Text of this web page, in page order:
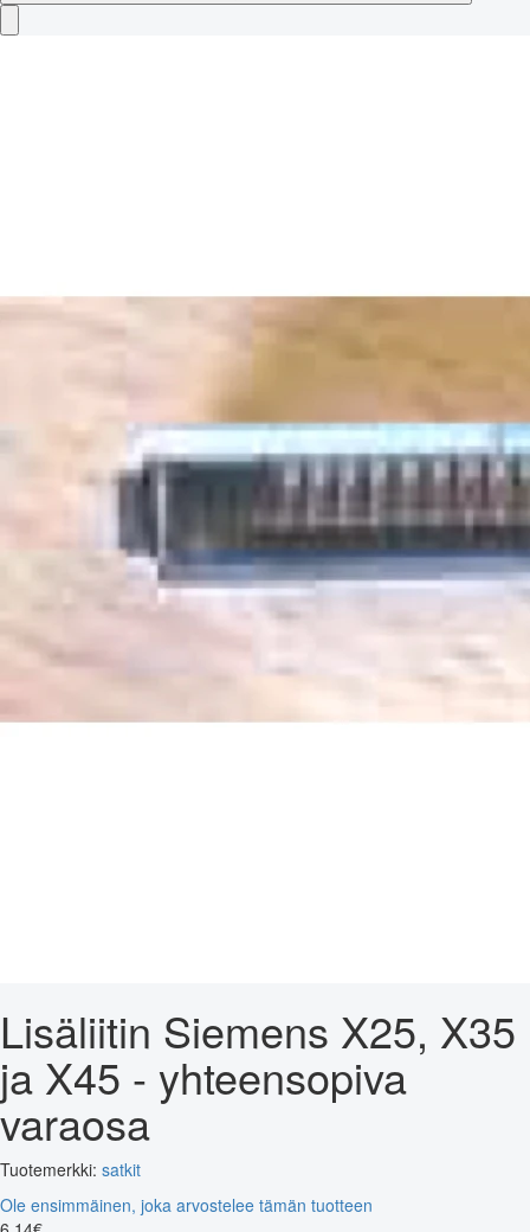
Lisäliitin Siemens X25, X35
ja X45 - yhteensopiva
varaosa
Tuotemerkki: satkit
Ole ensimmäinen, joka arvostelee tämän tuotteen